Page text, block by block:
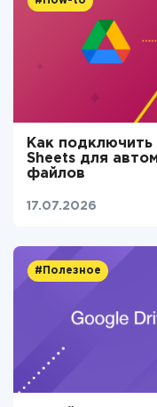
Как
Sheets для
файлов
17.07.2026
#Полезное